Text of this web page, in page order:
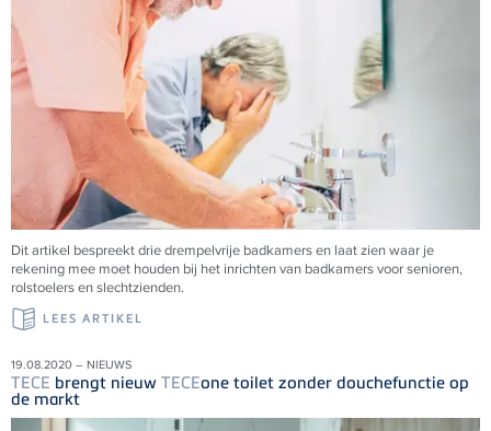
Dit artikel bespreekt drie drempelvrije badkamers en laat zien waar je
rekening mee moet houden bij het inrichten van badkamers voor senioren,
rolstoelers en slechtzienden.
LEES ARTIKEL
19.08.2020 – NIEUWS
TECE brengt nieuw TECEone toilet zonder douchefunctie op
de markt